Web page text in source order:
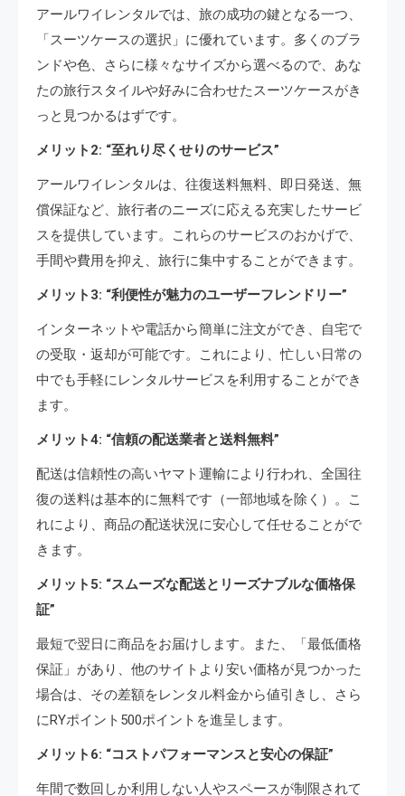
アールワイレンタルでは、旅の成功の鍵となる一つ、
「スーツケースの選択」に優れています。多くのブラ
ンドや色、さらに様々なサイズから選べるので、あな
たの旅行スタイルや好みに合わせたスーツケースがき
っと見つかるはずです。
メリット2: “至れり尽くせりのサービス”
アールワイレンタルは、往復送料無料、即日発送、無
償保証など、旅行者のニーズに応える充実したサービ
スを提供しています。これらのサービスのおかげで、
手間や費用を抑え、旅行に集中することができます。
メリット3: “利便性が魅力のユーザーフレンドリー”
インターネットや電話から簡単に注文ができ、自宅で
の受取・返却が可能です。これにより、忙しい日常の
中でも手軽にレンタルサービスを利用することができ
ます。
メリット4: “信頼の配送業者と送料無料”
配送は信頼性の高いヤマト運輸により行われ、全国往
復の送料は基本的に無料です（一部地域を除く）。こ
れにより、商品の配送状況に安心して任せることがで
きます。
メリット5: “スムーズな配送とリーズナブルな価格保
証”
最短で翌日に商品をお届けします。また、「最低価格
保証」があり、他のサイトより安い価格が見つかった
場合は、その差額をレンタル料金から値引きし、さら
にRYポイント500ポイントを進呈します。
メリット6: “コストパフォーマンスと安心の保証”
年間で数回しか利用しない人やスペースが制限されて